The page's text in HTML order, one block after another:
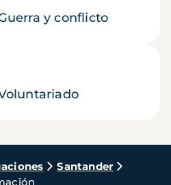
y conflicto
Santander